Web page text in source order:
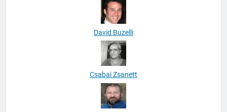
David Buzelli
Csabai Zsanett